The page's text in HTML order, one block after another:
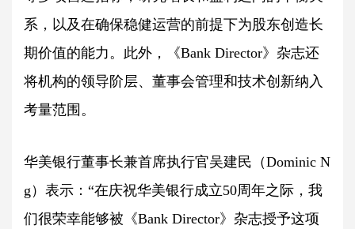
系，以及在确保稳健运营的前提下为股东创造长
期价值的能力。此外，《Bank Director》杂志还
将机构的领导阶层、董事会管理和技术创新纳入
考量范围。
华美银行董事长兼首席执行官吴建民（Dominic N
g）表示：“在庆祝华美银行成立50周年之际，我
们很荣幸能够被《Bank Director》杂志授予这项